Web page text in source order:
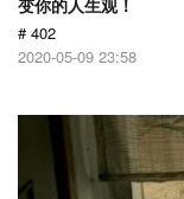
变你的人生观！
# 402
2020-05-09 23:58